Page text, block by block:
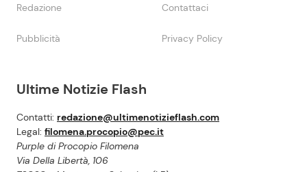
Ultime Notizie Flash
Contatti: redazione@ultimenotizieflash.com
Legal: filomena.procopio@pec.it
Purple di Procopio Filomena
Via Della Libertà, 106
Redazione Contattaci
Pubblicità Privacy Policy